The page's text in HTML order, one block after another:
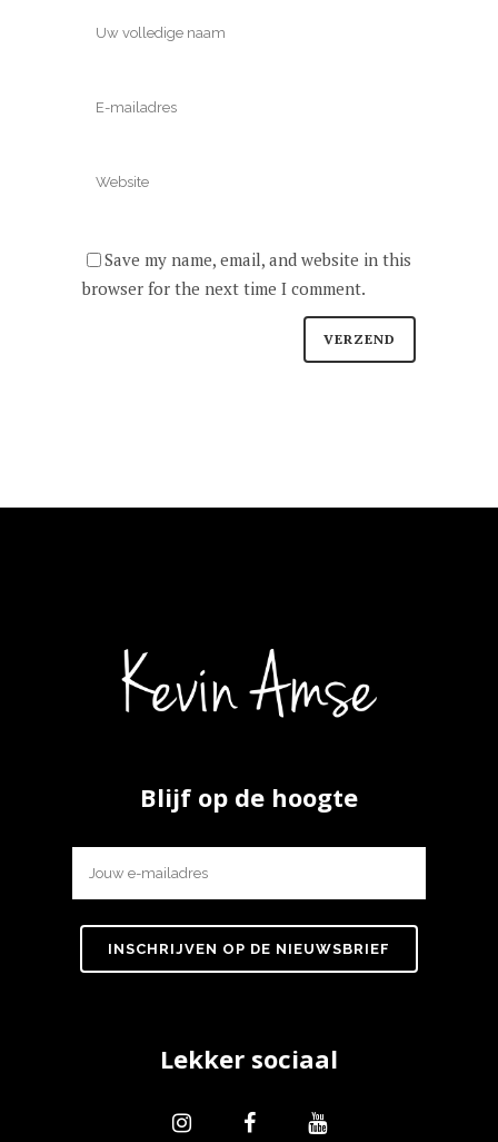
Save my name, email, and website in this
browser for the next time I comment.
Blijf op de hoogte
Lekker sociaal